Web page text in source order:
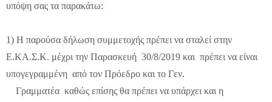
υπόψη σας τα παρακάτω:
1) Η παρούσα δήλωση συμμετοχής πρέπει να σταλεί στην
Ε.ΚΑ.Σ.Κ. μέχρι την Παρασκευή 30/8/2019 και πρέπει να είναι
υπογεγραμμένη από τον Πρόεδρο και το Γεν.
Γραμματέα καθώς επίσης θα πρέπει να υπάρχει και η